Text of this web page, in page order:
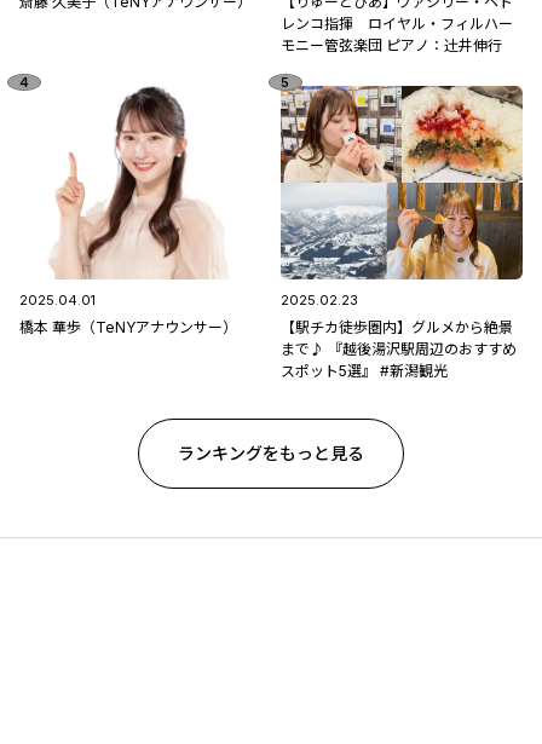
レンコ指揮 ロイヤル・フィルハー
モニー管弦楽団 ピアノ：辻󠄀井伸行
2025.04.01
橋本 華歩（TeNYアナウンサー）
2025.02.23
【駅チカ徒歩圏内】グルメから絶景
まで♪ 『越後湯沢駅周辺のおすすめ
スポット5選』 #新潟観光
ランキングをもっと見る